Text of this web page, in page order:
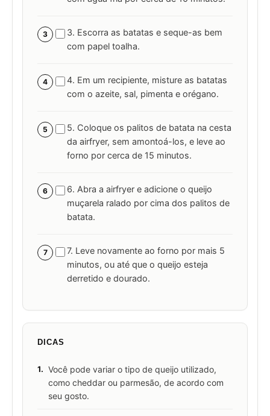
3
3. Escorra as batatas e seque-as bem
com papel toalha.
4
4. Em um recipiente, misture as batatas
com o azeite, sal, pimenta e orégano.
5
5. Coloque os palitos de batata na cesta
da airfryer, sem amontoá-los, e leve ao
forno por cerca de 15 minutos.
6
6. Abra a airfryer e adicione o queijo
muçarela ralado por cima dos palitos de
batata.
7
7. Leve novamente ao forno por mais 5
minutos, ou até que o queijo esteja
derretido e dourado.
DICAS
1. Você pode variar o tipo de queijo utilizado,
como cheddar ou parmesão, de acordo com
seu gosto.